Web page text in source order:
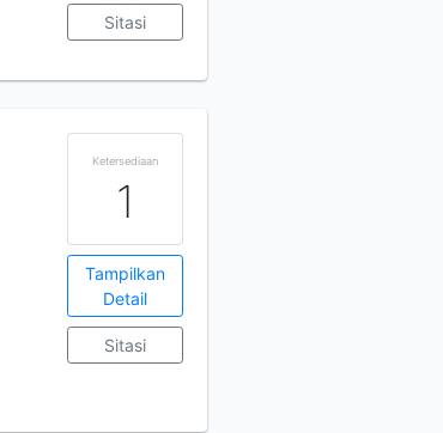
Sitasi
Ketersediaan
1
Tampilkan
Detail
Sitasi